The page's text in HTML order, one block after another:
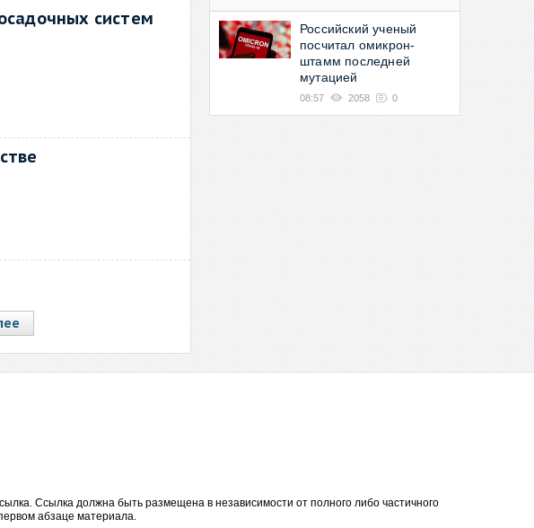
систем
Российский ученый
посчитал омикрон-
штамм последней
мутацией
08:57 2058 0
Ссылка должна быть размещена в независимости от полного либо частичного
абзаце материала.